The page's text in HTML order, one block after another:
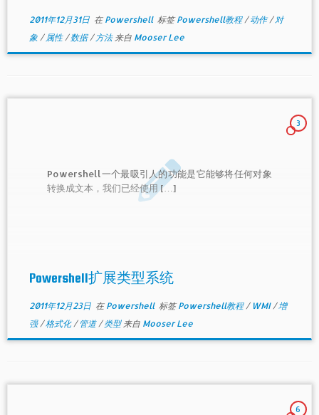
2011年12月31日在 Powershell 标签Powershell教程/动作/对
象 /属性/数据/ 方法 来自 Mooser Lee
3
Powershell一个最吸引人的功能是它能够将任何对象
转换成文本，我们已经使用 […]
Powershell扩展类型系统
2011年12月23日在 Powershell 标签Powershell教程/ WMI/增
强/格式化/ 管道/类型 来自 Mooser Lee
6